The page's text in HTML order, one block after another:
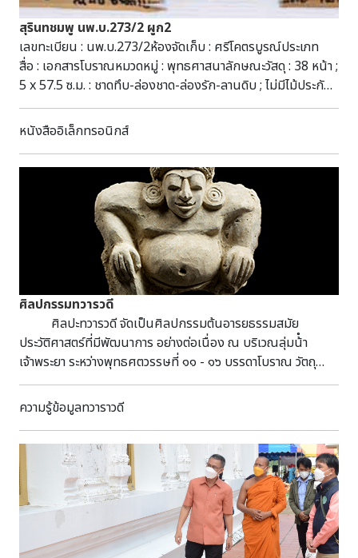
ระดับน้ำยังคงอยู่ต่ำกว่าแนวกระสอบทรายที่จุดสูงสุดอยู่มาก
สำหรับโบราณสถานท่านางสระผม และที่ตั้งของสำนักศิลปากรที่
๑๐ นครราชสีมา ซึ่งตั้งอยู่ริมฝั่ง ลำน้ำเค็ม ทางทิศใต้ของประตูชัย
ห่างจากตัวปราสาทพิมายประมาณ ๑ กิโลเมตร เหนือขึ้นไปจากจุดที่
เป็นที่ตั้งโบราณสถานท่านางสระผม และสำนักศิลปากรที่ ๑๐
นครราชสีมา ประมาณ ๕๐๐ เมตร เป็นประตูระบายน้ำ ลำน้ำเค็ม
ของกรมชลประทาน ซึ่งลำน้ำเค็มนี้เป็นลำน้ำสาขาที่เชื่อมต่อกับลำ
จักราช และแม่น้ำมูล ทำหน้าที่รับน้ำ ที่ระบายมาจากอ่างลำเชียงไกร
ล่างที่อยู่ตอนบนเป็นระยะ ทำให้ขณะนี้พื้นที่บริเวณนี้มีความเสี่ยง
จากระดับน้ำของลำน้ำเค็มที่เพิ่มสูงขึ้นอยู่ตลอดเวลา และบางส่วน
ของโบราณสถานท่านางสระผมก็เริ่มถูกน้ำท่วมบ้างแล้ว จึงได้เริ่ม
ตั้งแนวกระสอบทรายตลอดแนวอาคารสำนักงาน และบ้านพักเจ้า
หน้าที่ รวมถึงเริ่มมีการขนย้ายวัสดุ อุปกรณ์ ครุภัณฑ์ ตลอดจน
เอกสารต่างๆ ขึ้นที่สูงเพื่อเป็นการระวังป้องกันน้ำที่อาจจะเอ่อล้น
ตลิ่งขึ้นมาได้ตลอดเวลา พร้อมจัดเจ้าหน้าที่ คอยเฝ้าระวังระดับน้ำ
อยู่ตลอดเวลา
สุรินทชมพู นพ.บ.273/2 ผูก2
เลขทะเบียน : นพ.บ.273/2ห้องจัดเก็บ : ศรีโคตรบูรณ์ประเภท
สื่อ : เอกสารโบราณหมวดหมู่ : พุทธศาสนาลักษณะวัสดุ : 38 หน้า ;
5 x 57.5 ซ.ม. : ชาดทึบ-ล่องชาด-ล่องรัก-ลานดิบ ; ไม่มีไม้ประกับ
ชื่อชุด : มัดที่ 117 (232-239) ผูก 2 (2565)หัวเรื่อง : สุรินท
ชมพู--เอกสารโบราณ คัมภีร์ใบลาน พุทธศาสนา
กับพุทธศาสนา สามารถสืบค้นได้ที่ห้องศรีโคตรบูรณ์
หอสมุดแห่งชาติเฉลิมพระเกียรติ สมเด็จพระนางเจ้าสิริกิติ์
พระบรมราชินีนาถ นครพนม
หนังสืออิเล็กทรอนิกส์
ศิลปกรรมทวารวดี
ศิลปะทวารวดี จัดเป็นศิลปกรรมต้นอารยธรรมสมัย
ประวัติศาสตร์ที่มีพัฒนาการ อย่างต่อเนื่อง ณ บริเวณลุ่มน้ํา
เจ้าพระยา ระหว่างพุทธศตวรรษที่ ๑๑ - ๑๖ บรรดาโบราณ วัตถุ
ศิลปวัตถุ และโบราณสถาน ส่วนใหญ่ล้วนสร้างขึ้นเนื่องในพุทธ
ศาสนาลัทธิหินยาน หากแต่ยังปรากฏหลักฐานการนับถือศาสนา
พุทธลัทธิมหายานและฮินดูรวมอยู่ด้วย อิทธิพล ของศิลป
วัฒนธรรมทวารวดีได้แพร่ขยายไปยังภูมิภาคอื่น ทั้งภาคเหนือ ภาค
ตะวันออก เฉียงเหนือ และภาคใต้ จึงอาจกล่าวได้ว่าศิลปะทวารวดี
คือ “ต้นกําเนิดพุทธศิลป์ใน สยามประเทศ” แต่เดิมการ
ศึกษาเรื่องราวเกี่ยวกับวิวัฒนาการของศิลปะทวารวดีมักให้ความ
สําคัญต่อ กลุ่มพระพุทธรูปเป็นหลัก เนื่องจากมีการค้นพบเป็นจํา
นวนมาก อีกทั้งยังบ่งบอกถึงการ รับนับถือพุทธศาสนาลัทธิ
เถรวาทในวัฒนธรรมทวารวดีได้เป็นอย่างดี แม้จะมีการค้นพบ
ความรู้ข้อมูลทวาราวดี